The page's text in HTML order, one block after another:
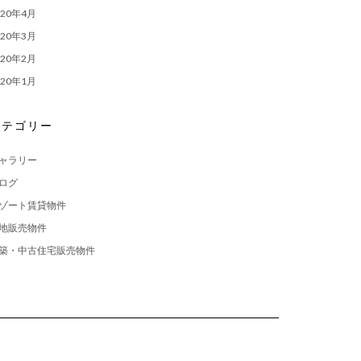
年4月
年3月
年2月
年1月
ゴリー
ラリー
グ
ート賃貸物件
販売物件
・中古住宅販売物件